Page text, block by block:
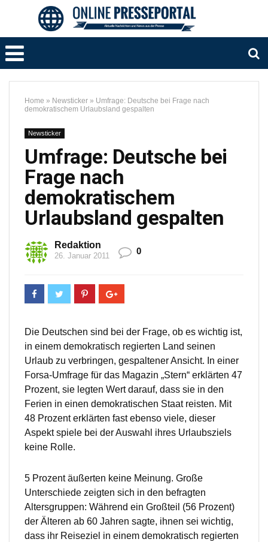
Home » Newsticker » Umfrage: Deutsche bei Frage nach
demokratischem Urlaubsland gespalten
Newsticker
Umfrage: Deutsche bei
Frage nach
demokratischem
Urlaubsland gespalten
Redaktion
26. Januar 2011 0
Die Deutschen sind bei der Frage, ob es wichtig ist,
in einem demokratisch regierten Land seinen
Urlaub zu verbringen, gespaltener Ansicht. In einer
Forsa-Umfrage für das Magazin „Stern“ erklärten 47
Prozent, sie legten Wert darauf, dass sie in den
Ferien in einen demokratischen Staat reisten. Mit
48 Prozent erklärten fast ebenso viele, dieser
Aspekt spiele bei der Auswahl ihres Urlaubsziels
keine Rolle.
5 Prozent äußerten keine Meinung. Große
Unterschiede zeigten sich in den befragten
Altersgruppen: Während ein Großteil (56 Prozent)
der Älteren ab 60 Jahren sagte, ihnen sei wichtig,
dass ihr Reiseziel in einem demokratisch regierten